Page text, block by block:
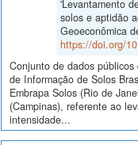
'Levantamento
solos e aptidão
Geoeconômica
https://doi.org/
Conjunto de dados
de Informação de Solos
Embrapa Solos (Rio de
(Campinas), referente ao
intensidade...